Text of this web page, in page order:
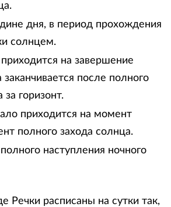
дня, в период прохождения
солнцем.
на завершение
заканчивается после полного
за горизонт.
приходится на момент
полного захода солнца.
наступления ночного
Речки расписаны на сутки так,